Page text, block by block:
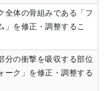
全体の骨組みである「フ
」を修正・調整するこ
分の衝撃を吸収する部位
ーク」を修正・調整する